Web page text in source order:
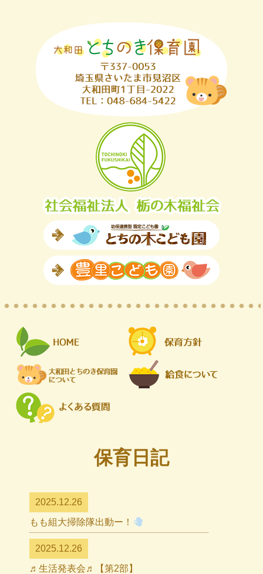
保育日記
2025.12.26
もも組大掃除隊出動ー！
2025.12.26
♬生活発表会♬【第2部】